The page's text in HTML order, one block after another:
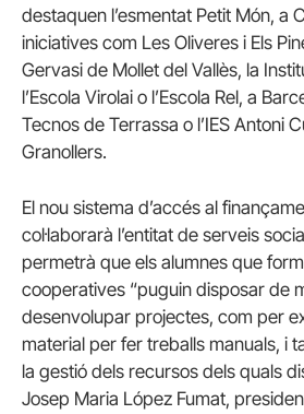
destaquen l’esmentat Petit Món, a
iniciatives com Les Oliveres i Els
Gervasi de Mollet del Vallès, la
l’Escola Virolai o l’Escola Rel, a
Tecnos de Terrassa o l’IES Antoni
Granollers.
El nou sistema d’accés al
col·laborarà l’entitat de serveis
permetrà que els alumnes que
cooperatives “puguin disposar de
desenvolupar projectes, com per
material per fer treballs manuals, i
la gestió dels recursos dels quals
Josep Maria López Fumat,